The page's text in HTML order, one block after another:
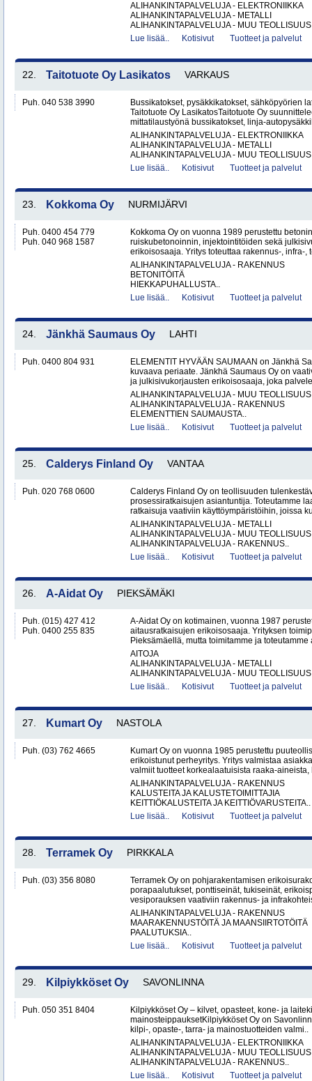
ALIHANKINTAPALVELUJA - ELEKTRONIIKKA
ALIHANKINTAPALVELUJA - METALLI
ALIHANKINTAPALVELUJA - MUU
Lue lisää..
Kotisivut Tuotteet ja palvelut
22. Taitotuote Oy Lasikatos VARKAUS
Puh. 040 538 3990
Bussikatokset, pysäkkikatokset, sähköpyörien
Taitotuote Oy LasikatosTaitotuote Oy
mittatilaustyönä bussikatokset, linja-
ALIHANKINTAPALVELUJA - ELEKTRONIIKKA
ALIHANKINTAPALVELUJA - METALLI
ALIHANKINTAPALVELUJA - MUU
Lue lisää..
Kotisivut Tuotteet ja palvelut
23. Kokkoma Oy NURMIJÄRVI
Puh. 0400 454 779
Puh. 040 968 1587
Kokkoma Oy on vuonna 1989 perustettu
ruiskubetonoinnin, injektointitöiden sekä
erikoisosaaja. Yritys toteuttaa rakennus-, infra-,
ALIHANKINTAPALVELUJA - RAKENNUS
BETONITÖITÄ
HIEKKAPUHALLUSTA..
Lue lisää..
Kotisivut Tuotteet ja palvelut
24. Jänkhä Saumaus Oy LAHTI
Puh. 0400 804 931
ELEMENTIT HYVÄÄN SAUMAAN on Jänkhä
kuvaava periaate. Jänkhä Saumaus Oy on
ja julkisivukorjausten erikoisosaaja, joka
ALIHANKINTAPALVELUJA - MUU TEOLLISUUS
ALIHANKINTAPALVELUJA - RAKENNUS
ELEMENTTIEN SAUMAUSTA..
Lue lisää..
Kotisivut Tuotteet ja palvelut
25. Calderys Finland Oy VANTAA
Puh. 020 768 0600
Calderys Finland Oy on teollisuuden
prosessiratkaisujen asiantuntija. Toteutamme
ratkaisuja vaativiin käyttöympäristöihin, joissa
ALIHANKINTAPALVELUJA - METALLI
ALIHANKINTAPALVELUJA - MUU TEOLLISUUS
ALIHANKINTAPALVELUJA - RAKENNUS..
Lue lisää..
Kotisivut Tuotteet ja palvelut
26. A-Aidat Oy PIEKSÄMÄKI
Puh. (015) 427 412
Puh. 0400 255 835
A-Aidat Oy on kotimainen, vuonna 1987
aitausratkaisujen erikoisosaaja. Yrityksen
Pieksämäellä, mutta toimitamme ja toteutamme
AITOJA
ALIHANKINTAPALVELUJA - METALLI
ALIHANKINTAPALVELUJA - MUU
Lue lisää..
Kotisivut Tuotteet ja palvelut
27. Kumart Oy NASTOLA
Puh. (03) 762 4665
Kumart Oy on vuonna 1985 perustettu
erikoistunut perheyritys. Yritys valmistaa
valmiit tuotteet korkealaatuisista raaka-aineista,
ALIHANKINTAPALVELUJA - RAKENNUS
KALUSTEITA JA KALUSTETOIMITTAJIA
KEITTIÖKALUSTEITA JA KEITTIÖVARUSTEITA..
Lue lisää..
Kotisivut Tuotteet ja palvelut
28. Terramek Oy PIRKKALA
Puh. (03) 356 8080
Terramek Oy on pohjarakentamisen
porapaalutukset, ponttiseinät, tukiseinät,
vesiporauksen vaativiin rakennus- ja
ALIHANKINTAPALVELUJA - RAKENNUS
MAARAKENNUSTÖITÄ JA MAANSIIRTOTÖITÄ
PAALUTUKSIA..
Lue lisää..
Kotisivut Tuotteet ja palvelut
29. Kilpiykköset Oy SAVONLINNA
Puh. 050 351 8404
Kilpiykköset Oy – kilvet, opasteet, kone- ja
mainosteippauksetKilpiykköset Oy on
kilpi-, opaste-, tarra- ja mainostuotteiden valmi..
ALIHANKINTAPALVELUJA - ELEKTRONIIKKA
ALIHANKINTAPALVELUJA - MUU TEOLLISUUS
ALIHANKINTAPALVELUJA - RAKENNUS..
Lue lisää..
Kotisivut Tuotteet ja palvelut